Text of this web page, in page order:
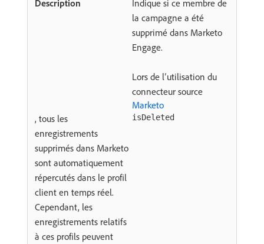
Indique si ce membre de
la campagne a été
supprimé dans Marketo
Engage.
Lors de l’utilisation du
connecteur source
Marketo
, tous les
enregistrements
supprimés dans Marketo
sont automatiquement
répercutés dans le profil
client en temps réel.
Cependant, les
enregistrements relatifs
à ces profils peuvent
isDeleted